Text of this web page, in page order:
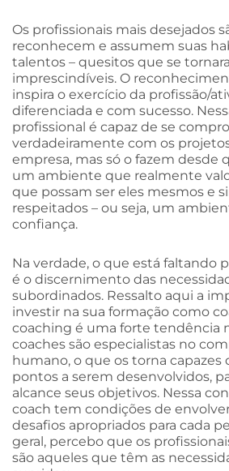
Os profissionais mais desejados
reconhecem e assumem suas
talentos – quesitos que se
imprescindíveis. O
inspira o exercício da profissão/
diferenciada e com sucesso.
profissional é capaz de se
verdadeiramente com os
empresa, mas só o fazem desde
um ambiente que realmente
que possam ser eles mesmos e
respeitados – ou seja, um
confiança.
Na verdade, o que está faltando
é o discernimento das
subordinados. Ressalto aqui a
investir na sua formação como
coaching é uma forte tendência
coaches são especialistas no
humano, o que os torna capazes
pontos a serem desenvolvidos,
alcance seus objetivos. Nessa
coach tem condições de
desafios apropriados para cada
geral, percebo que os
são aqueles que têm as